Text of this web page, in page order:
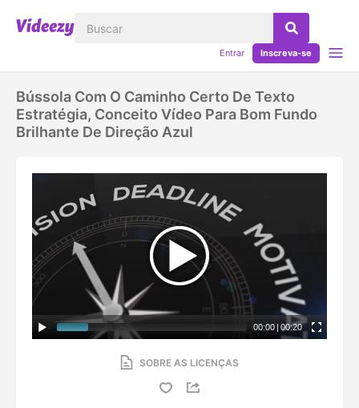
Entrar Inscreva-se
Bússola Com O Caminho Certo De Texto
Estratégia, Conceito Vídeo Para Bom Fundo
Brilhante De Direção Azul
00:00 | 00:20
SOBRE AS LICENÇAS